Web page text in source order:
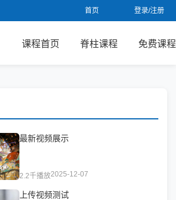
首页 登录/注册
课程首页 脊柱课程 免费课程
最新视频展示
2.2千播放2025-12-07
上传视频测试